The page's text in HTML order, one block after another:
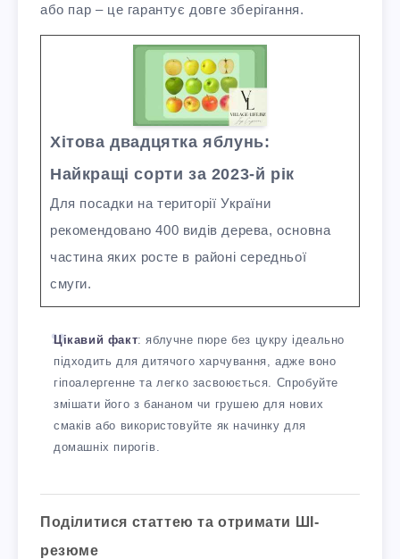
або пар – це гарантує довге зберігання.
Хітова двадцятка яблунь:
Найкращі сорти за 2023-й рік
Для посадки на території України
рекомендовано 400 видів дерева, основна
частина яких росте в районі середньої
смуги.
Цікавий факт: яблучне пюре без цукру ідеально
підходить для дитячого харчування, адже воно
гіпоалергенне та легко засвоюється. Спробуйте
змішати його з бананом чи грушею для нових
смаків або використовуйте як начинку для
домашніх пирогів.
Поділитися статтею та отримати ШІ-
резюме